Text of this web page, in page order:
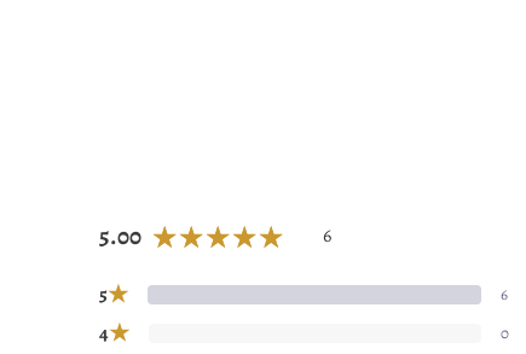
5.00 6
5★ 6
4★ 0